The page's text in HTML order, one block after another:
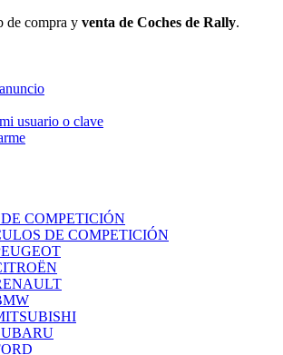
de compra y venta de Coches de Rally.
usuario o clave
COMPETICIÓN
DE COMPETICIÓN